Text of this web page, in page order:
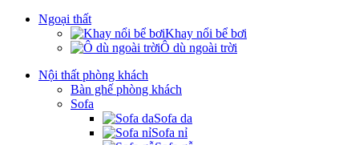
Ngoại thất
Khay nổi bể bơi
Ô dù ngoài trời
Nội thất phòng khách
Bàn ghế phòng khách
Sofa
Sofa da
Sofa nỉ